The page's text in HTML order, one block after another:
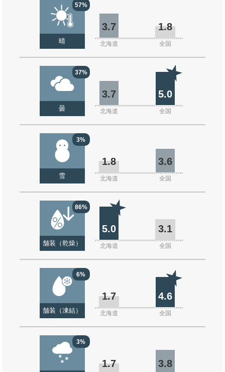
57%
晴
3.7 1.8
北海道 全国
37%
曇
3.7 5.0
北海道 全国
3%
雪
1.8 3.6
北海道 全国
86%
舗装（乾燥）
5.0 3.1
北海道 全国
6%
舗装（凍結）
1.7 4.6
北海道 全国
3%
1.7 3.8